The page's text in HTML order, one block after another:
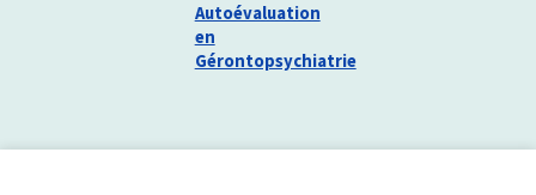
Autoévaluation
en
Gérontopsychiatrie